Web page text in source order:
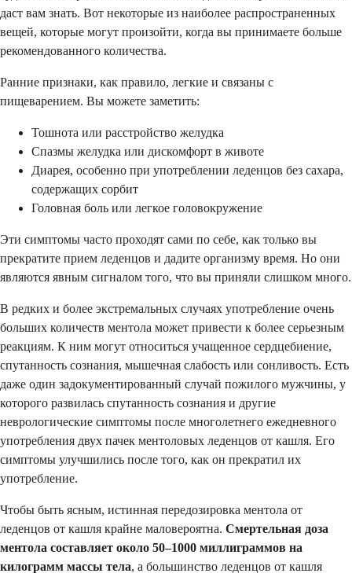
даст вам знать. Вот некоторые из наиболее распространенных
вещей, которые могут произойти, когда вы принимаете больше
рекомендованного количества.
Ранние признаки, как правило, легкие и связаны с
пищеварением. Вы можете заметить:
Тошнота или расстройство желудка
Спазмы желудка или дискомфорт в животе
Диарея, особенно при употреблении леденцов без сахара,
содержащих сорбит
Головная боль или легкое головокружение
Эти симптомы часто проходят сами по себе, как только вы
прекратите прием леденцов и дадите организму время. Но они
являются явным сигналом того, что вы приняли слишком много.
В редких и более экстремальных случаях употребление очень
больших количеств ментола может привести к более серьезным
реакциям. К ним могут относиться учащенное сердцебиение,
спутанность сознания, мышечная слабость или сонливость. Есть
даже один задокументированный случай пожилого мужчины, у
которого развилась спутанность сознания и другие
неврологические симптомы после многолетнего ежедневного
употребления двух пачек ментоловых леденцов от кашля. Его
симптомы улучшились после того, как он прекратил их
употребление.
Чтобы быть ясным, истинная передозировка ментола от
леденцов от кашля крайне маловероятна. Смертельная доза
ментола составляет около 50–1000 миллиграммов на
килограмм массы тела, а большинство леденцов от кашля